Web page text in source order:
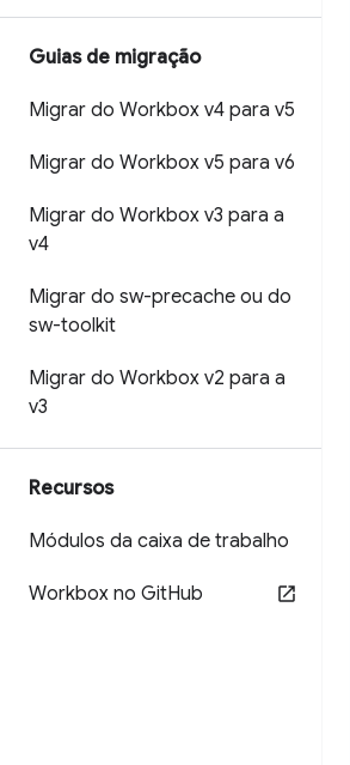
Guias de migração
Migrar do Workbox v4 para v5
Migrar do Workbox v5 para v6
Migrar do Workbox v3 para a
v4
Migrar do sw-precache ou do
sw-toolkit
Migrar do Workbox v2 para a
v3
Recursos
Módulos da caixa de trabalho
Workbox no GitHub